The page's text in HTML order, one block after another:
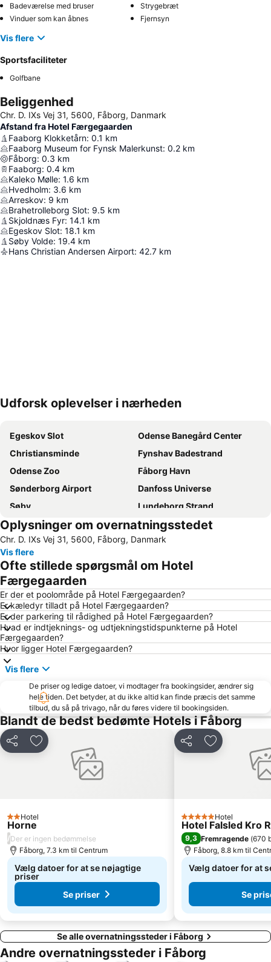
Badeværelse med bruser
Strygebræt
Vinduer som kan åbnes
Fjernsyn
Vis flere
Sportsfaciliteter
Golfbane
Beliggenhed
Chr. D. IXs Vej 31, 5600, Fåborg, Danmark
Afstand fra Hotel Færgegaarden
Faaborg Klokketårn: 0.1 km
Faaborg Museum for Fynsk Malerkunst: 0.2 km
Fåborg: 0.3 km
Faaborg: 0.4 km
Kaleko Mølle: 1.6 km
Hvedholm: 3.6 km
Arreskov: 9 km
Brahetrolleborg Slot: 9.5 km
Skjoldnæs Fyr: 14.1 km
Egeskov Slot: 18.1 km
Søby Volde: 19.4 km
Hans Christian Andersen Airport: 42.7 km
Udvid kort
Udforsk oplevelser i nærheden
Egeskov Slot
Odense Banegård Center
Christiansminde
Fynshav Badestrand
Odense Zoo
Fåborg Havn
Sønderborg Airport
Danfoss Universe
Søby
Lundeborg Strand
Odense Domkirke
H C Andersen Julemarkedet
Hans Christian Andersen Hus Holckenhavn Slot
Hans Christian Andersen Airport
HC Andersen Haven - Eventyrhaven
Brandts
Tarup Center
Soenderborg Badestrand
Ristinge
Kelstrup
Nordstranden
Vemmingbund Badestrand
Spodsbjerg Drej
Sanct Albani Kirke
Norgaardholz
Sandager Næs
Funen Art Museum
Kings Garden
Lohals Nordstrand
Spoken Word Festival
Denmark Open
Naturschutzgebiet Geltinger Birk
Yachthafen Wackerballig
Egeskov veteranmuseum
Oplysninger om overnatningsstedet
Chr. D. IXs Vej 31, 5600, Fåborg, Danmark
Vis flere
Ofte stillede spørgsmål om Hotel
Færgegaarden
Er der et poolområde på Hotel Færgegaarden?
Er kæledyr tilladt på Hotel Færgegaarden?
Er der parkering til rådighed på Hotel Færgegaarden?
Hvad er indtjeknings- og udtjekningstidspunkterne på Hotel
Færgegaarden?
Hvor ligger Hotel Færgegaarden?
Vis flere
De priser og ledige datoer, vi modtager fra bookingsider, ændrer sig
hele tiden. Det betyder, at du ikke altid kan finde præcis det samme
tilbud, du så på trivago, når du føres videre til bookingsiden.
Blandt de bedst bedømte Hotels i Fåborg
Del Føj til favoritter
2 Stjerner
Hotel
Horne
/Der er ingen bedømmelse
Fåborg, 7.3 km til Centrum
Vælg datoer for at se nøjagtige
priser
Se priser
Del Føj til
5 StjernerHotel
Hotel Falsled Kro
9,3 Fremragende (670
Fåborg, 8.8 km til
Vælg datoer for at
Se
Se alle overnatningssteder i Fåborg
Andre overnatningssteder i Fåborg